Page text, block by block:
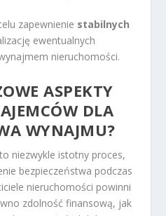
zapewnienie stabilnych
ewentualnych
nieruchomości.
ASPEKTY
DLA
WYNAJMU?
to niezwykle istotny proces,
bezpieczeństwa podczas
nieruchomości powinni
zdolność finansową, jak